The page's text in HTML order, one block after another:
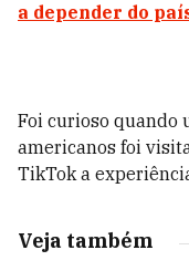
a depender do
Foi curioso quando
americanos foi
TikTok a
Veja também